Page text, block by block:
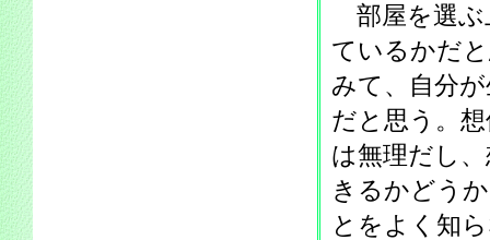
部屋を選ぶ
ているかだ
みて、自分
だと思う。
は無理だし
きるかどう
とをよく知